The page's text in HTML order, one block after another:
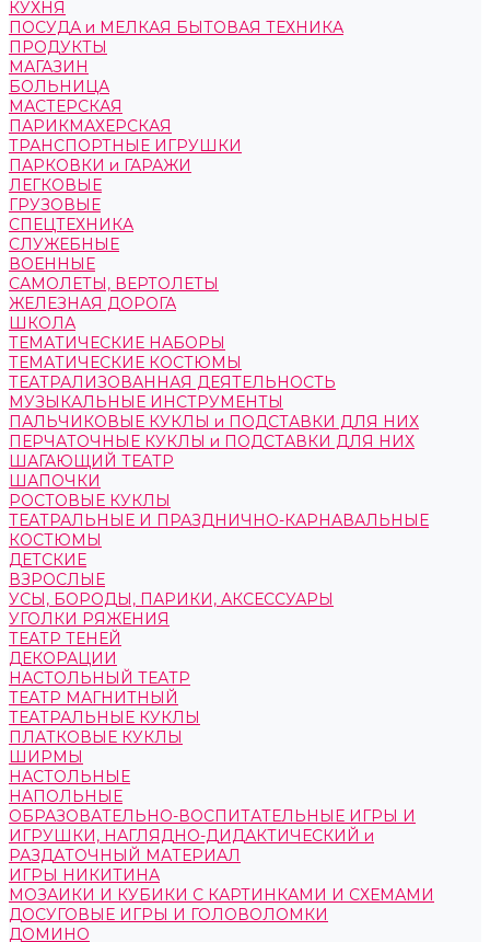
КУХНЯ
ПОСУДА и МЕЛКАЯ БЫТОВАЯ ТЕХНИКА
ПРОДУКТЫ
МАГАЗИН
БОЛЬНИЦА
МАСТЕРСКАЯ
ПАРИКМАХЕРСКАЯ
ТРАНСПОРТНЫЕ ИГРУШКИ
ПАРКОВКИ и ГАРАЖИ
ЛЕГКОВЫЕ
ГРУЗОВЫЕ
СПЕЦТЕХНИКА
СЛУЖЕБНЫЕ
ВОЕННЫЕ
САМОЛЕТЫ, ВЕРТОЛЕТЫ
ЖЕЛЕЗНАЯ ДОРОГА
ШКОЛА
ТЕМАТИЧЕСКИЕ НАБОРЫ
ТЕМАТИЧЕСКИЕ КОСТЮМЫ
ТЕАТРАЛИЗОВАННАЯ ДЕЯТЕЛЬНОСТЬ
МУЗЫКАЛЬНЫЕ ИНСТРУМЕНТЫ
ПАЛЬЧИКОВЫЕ КУКЛЫ и ПОДСТАВКИ ДЛЯ НИХ
ПЕРЧАТОЧНЫЕ КУКЛЫ и ПОДСТАВКИ ДЛЯ НИХ
ШАГАЮЩИЙ ТЕАТР
ШАПОЧКИ
РОСТОВЫЕ КУКЛЫ
ТЕАТРАЛЬНЫЕ И ПРАЗДНИЧНО-КАРНАВАЛЬНЫЕ
КОСТЮМЫ
ДЕТСКИЕ
ВЗРОСЛЫЕ
УСЫ, БОРОДЫ, ПАРИКИ, АКСЕССУАРЫ
УГОЛКИ РЯЖЕНИЯ
ТЕАТР ТЕНЕЙ
ДЕКОРАЦИИ
НАСТОЛЬНЫЙ ТЕАТР
ТЕАТР МАГНИТНЫЙ
ТЕАТРАЛЬНЫЕ КУКЛЫ
ПЛАТКОВЫЕ КУКЛЫ
ШИРМЫ
НАСТОЛЬНЫЕ
НАПОЛЬНЫЕ
ОБРАЗОВАТЕЛЬНО-ВОСПИТАТЕЛЬНЫЕ ИГРЫ И
ИГРУШКИ, НАГЛЯДНО-ДИДАКТИЧЕСКИЙ и
РАЗДАТОЧНЫЙ МАТЕРИАЛ
ИГРЫ НИКИТИНА
МОЗАИКИ И КУБИКИ С КАРТИНКАМИ И СХЕМАМИ
ДОСУГОВЫЕ ИГРЫ И ГОЛОВОЛОМКИ
ДОМИНО